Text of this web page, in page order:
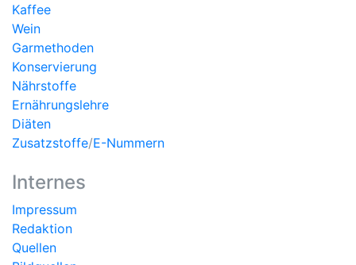
Kaffee
Wein
Garmethoden
Konservierung
Nährstoffe
Ernährungslehre
Diäten
Zusatzstoffe/E-Nummern
Internes
Impressum
Redaktion
Quellen